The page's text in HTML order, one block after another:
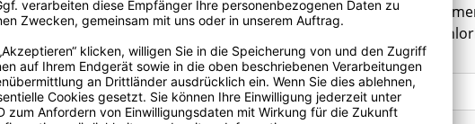
Coco-Sulfat, Cocamidopropylbetain, Coco-Glucosid,
Panthenol, Granatapfel-Fruchtextrakt, Propylenglykol,
Rheinallee 96, 55120 Mainz, ,